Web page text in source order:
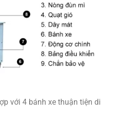
với 4 bánh xe thuận tiện di